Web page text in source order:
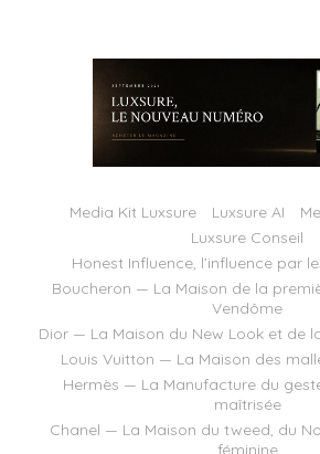
Media Kit Luxsure Luxsure AI
Luxsure Conseil
Honest Influence, l’influence par
Boucheron — La Maison de la
Vendôme
Dior — La Maison du New Look et de
Louis Vuitton — La Maison des
Hermès — La Manufacture du
maîtrisée
Chanel — La Maison du tweed, du
féminine